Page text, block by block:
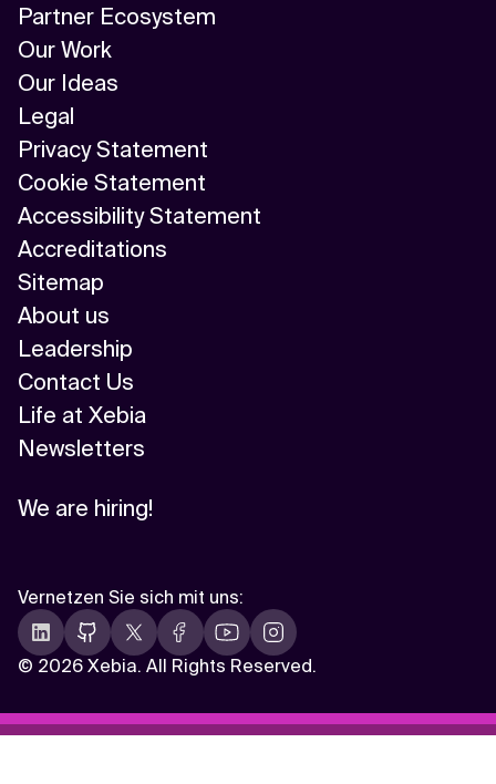
Partner Ecosystem
Our Work
Our Ideas
Legal
Privacy Statement
Cookie Statement
Accessibility Statement
Accreditations
Sitemap
About us
Leadership
Contact Us
Life at Xebia
Newsletters
We are hiring!
© 2026 Xebia. All Rights Reserved.
Vernetzen Sie sich mit uns: